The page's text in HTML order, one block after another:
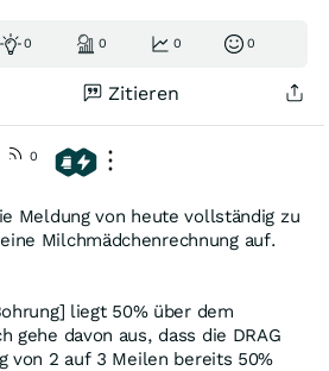
0 0 0 0
Zitieren
0
Meldung von heute vollständig zu
Milchmädchenrechnung auf.
liegt 50% über dem
gehe davon aus, dass die DRAG
von 2 auf 3 Meilen bereits 50%